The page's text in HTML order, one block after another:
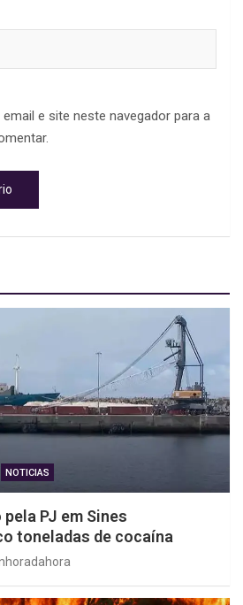
e site neste navegador para a
NOTICIAS
PJ em Sines
toneladas de cocaína